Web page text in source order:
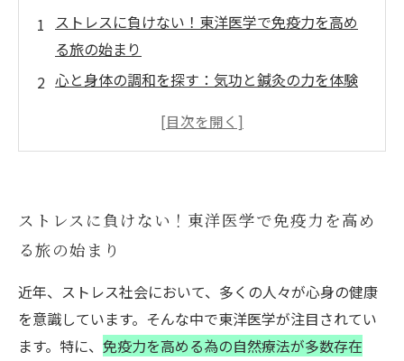
ストレスに負けない！東洋医学で免疫力を高め
る旅の始まり
心と身体の調和を探す：気功と鍼灸の力を体験
漢方のすすめ：自然の力で免疫力を強化しよう
現代人に合った東洋医学のアプローチを見つけ
る
免疫力向上の為の実践的なテクニックを紹介
古くからの知恵で、ストレスフリーな毎日を手
に入れよう
ストレスに負けない！東洋医学で免疫力を高め
る旅の始まり
近年、ストレス社会において、多くの人々が心身の健康
を意識しています。そんな中で東洋医学が注目されてい
ます。特に、 免疫力を高める為の自然療法が多数存在